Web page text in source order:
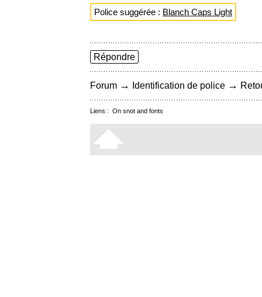
Police suggérée : Blanch Caps Light
Répondre
Forum → Identification de police →
Liens : On snot and fonts